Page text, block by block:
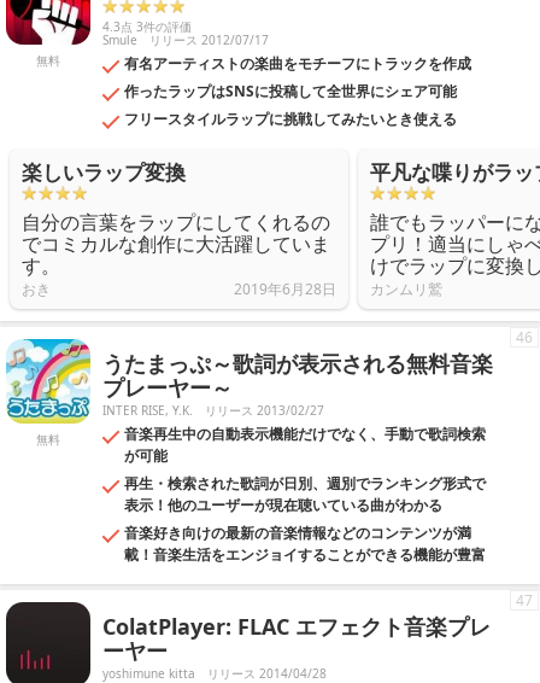
無料
4.3点 3件の評価
Smule リリース 2012/07/17
有名アーティストの楽曲をモチーフにトラックを作成
作ったラップはSNSに投稿して全世界にシェア可能
フリースタイルラップに挑戦してみたいとき使える
楽しいラップ変換
自分の言葉をラップにしてくれるの
でコミカルな創作に大活躍していま
す。
おき 2019年6月28日
平凡な喋りがラッ
誰でもラッパーに
プリ！適当にしゃ
けでラップに変換
カンムリ鷲
無料
うたまっぷ～歌詞が表示される無料音楽
プレーヤー～
INTER RISE, Y.K. リリース 2013/02/27
音楽再生中の自動表示機能だけでなく、手動で歌詞検索
が可能
再生・検索された歌詞が日別、週別でランキング形式で
表示！他のユーザーが現在聴いている曲がわかる
音楽好き向けの最新の音楽情報などのコンテンツが満
載！音楽生活をエンジョイすることができる機能が豊富
46
ColatPlayer: FLAC エフェクト音楽プレ
ーヤー
yoshimune kitta リリース 2014/04/28
47